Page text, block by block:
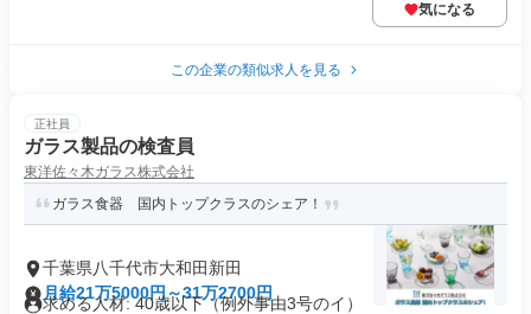
気になる
この企業の類似求人を見る
正社員
ガラス製品の検査員
東洋佐々木ガラス株式会社
ガラス食器 国内トップクラスのシェア！
千葉県八千代市大和田新田
月給21万5000円～31万2700円
求める人材: 40歳以下（例外事由3号のイ）